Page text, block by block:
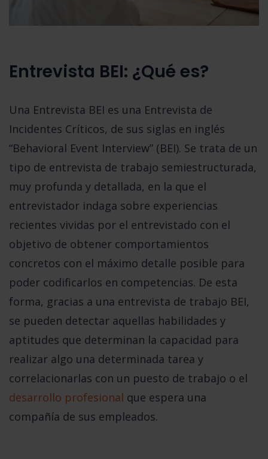
Entrevista BEI: ¿Qué es?
Una Entrevista BEI es una Entrevista de
Incidentes Críticos, de sus siglas en inglés
“Behavioral Event Interview” (BEI). Se trata de un
tipo de entrevista de trabajo semiestructurada,
muy profunda y detallada, en la que el
entrevistador indaga sobre experiencias
recientes vividas por el entrevistado con el
objetivo de obtener comportamientos
concretos con el máximo detalle posible para
poder codificarlos en competencias. De esta
forma, gracias a una entrevista de trabajo BEI,
se pueden detectar aquellas habilidades y
aptitudes que determinan la capacidad para
realizar algo una determinada tarea y
correlacionarlas con un puesto de trabajo o el
desarrollo profesional que espera una
compañía de sus empleados.